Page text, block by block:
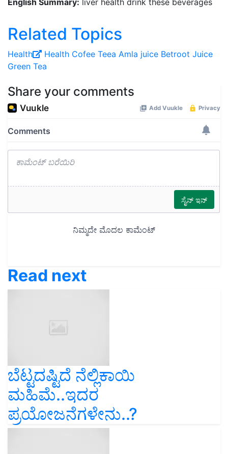
English Summary: liver health drink these beverages
Related Topics
Health Health Cofee Teea Amla juice Betroot Juice
Green Tea
Share your comments
Read next
ಬೆಟ್ಟದಷ್ಟಿದೆ ನೆಲ್ಲಿಕಾಯಿ
ಮಹಿಮೆ..ಇದರ
ಪ್ರಯೋಜನೆಗಳೇನು..?